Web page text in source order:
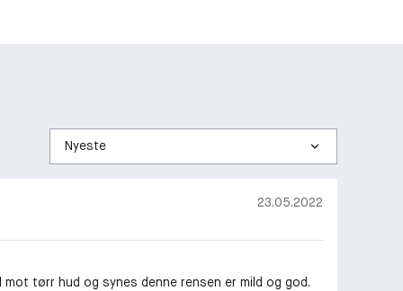
Sorter
etter
23.05.2022
tørr hud og synes denne rensen er mild og god.